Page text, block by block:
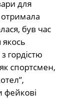
для
отримала
був час
якось
гордістю
спортсмен,
фейкові